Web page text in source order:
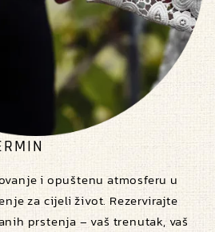
i opuštenu atmosferu u
za cijeli život. Rezervirajte
prstenja – vaš trenutak, vaš